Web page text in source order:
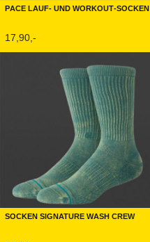
Pace Lauf- und Workout-Socken
17,90,-
Socken Signature Wash Crew